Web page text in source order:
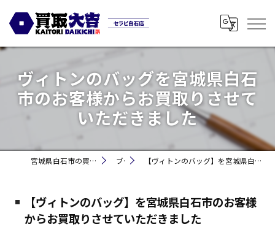
ヴィトンのバッグを宮城県白石
市のお客様からお買取りさせて
いただきました
宮城県白石市の買取なら買取大吉セラビ白石店 ブログ 【ヴィトンのバッグ】を宮城県白石市のお客様からお買取りさせていただきました
【ヴィトンのバッグ】を宮城県白石市のお客様
からお買取りさせていただきました